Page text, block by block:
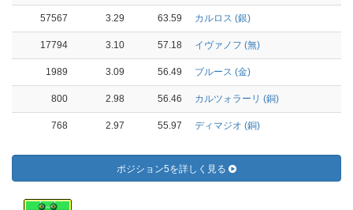
57567 3.29 63.59 カルロス (銀)
17794 3.10 57.18 イヴァノフ (無)
1989 3.09 56.49 ブルース (金)
800 2.98 56.46 カルツォラーリ (銅)
768 2.97 55.97 ディマジオ (銅)
ポジション5を詳しく見る